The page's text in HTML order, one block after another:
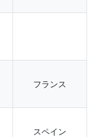
フランス
スペイン